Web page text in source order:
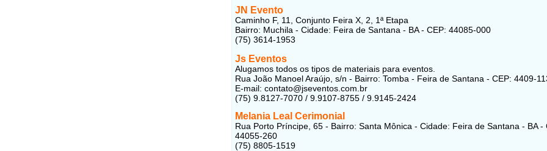
JN Evento
Caminho F, 11, Conjunto Feira X, 2, 1ª Etapa
Bairro: Muchila - Cidade: Feira de Santana - BA - CEP: 44085-000
(75) 3614-1953
Js Eventos
Alugamos todos os tipos de materiais para eventos.
Rua João Manoel Araújo, s/n - Bairro: Tomba - Feira de Santana - CEP: 4409-
E-mail: contato@jseventos.com.br
(75) 9.8127-7070 / 9.9107-8755 / 9.9145-2424
Melania Leal Cerimonial
Rua Porto Príncipe, 65 - Bairro: Santa Mônica - Cidade: Feira de Santana - BA -
44055-260
(75) 8805-1519